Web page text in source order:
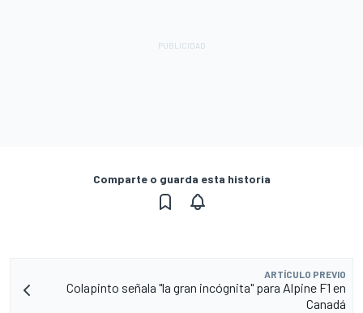
Comparte o guarda esta historia
ARTÍCULO PREVIO
Colapinto señala "la gran incógnita" para Alpine F1 en
Canadá